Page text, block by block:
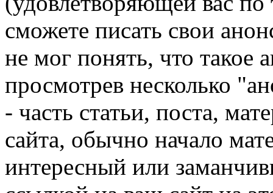
сможете писать свои
не мог понять, что такое
просмотрев несколько
- часть статьи, поста,
сайта, обычно начало
интересный или